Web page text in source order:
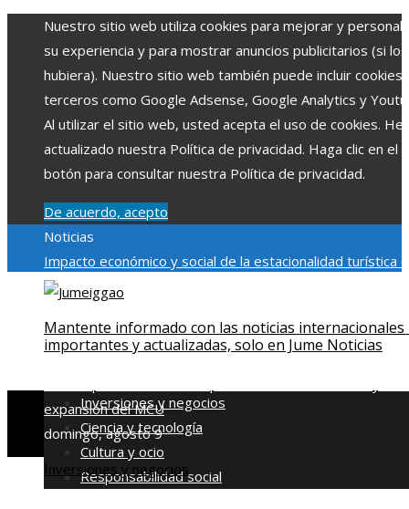
Nuestro sitio web utiliza cookies para mejorar y
su experiencia y para mostrar anuncios publicitarios (si los
hubiera). Nuestro sitio web también puede incluir cookies
terceros como Google Adsense, Google Analytics y
Al utilizar el sitio web, usted acepta el uso de cookies.
actualizado nuestra Política de privacidad. Haga clic en el
botón para consultar nuestra Política de privacidad.
De acuerdo, acepto
Noticias
Impacto económico y social de la estacionalidad turística
Montenegro
ambiental en comunidades chilenasDisney impulsa videos
cortos en TikTok para atraer a usuarios jóvenes
expansión del MCU
domingo, agosto 9
Mantente informado con las noticias internacionales
importantes y actualizadas, solo en Jume Noticias
Inversiones y negocios
Ciencia y tecnología
Cultura y ocio
Responsabilidad social
Inversiones y negocios